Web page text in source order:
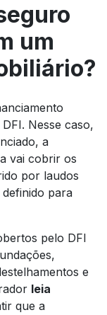
um
Nesse caso,
a
vai cobrir os
por laudos
para
pelo DFI
e
leia
que a